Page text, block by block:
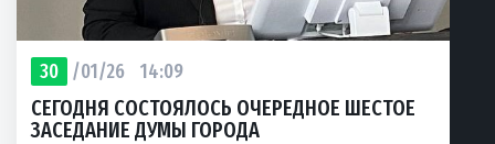
30 /01/26 14:09
СЕГОДНЯ СОСТОЯЛОСЬ ОЧЕРЕДНОЕ ШЕСТОЕ
ЗАСЕДАНИЕ ДУМЫ ГОРОДА